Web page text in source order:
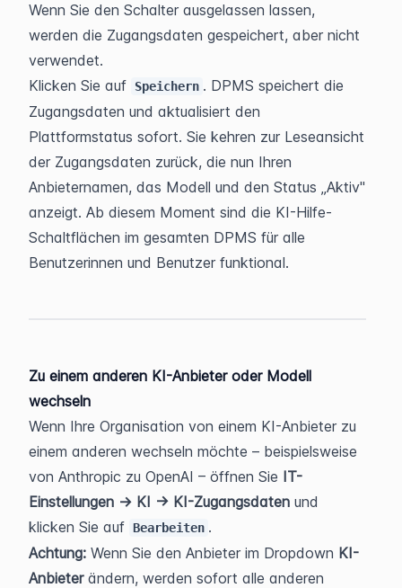
Wenn Sie den Schalter ausgelassen lassen,
werden die Zugangsdaten gespeichert, aber nicht
verwendet.
Klicken Sie auf
Speichern . DPMS speichert die
Zugangsdaten und aktualisiert den
Plattformstatus sofort. Sie kehren zur Leseansicht
der Zugangsdaten zurück, die nun Ihren
Anbieternamen, das Modell und den Status „Aktiv"
anzeigt. Ab diesem Moment sind die KI-Hilfe-
Schaltflächen im gesamten DPMS für alle
Benutzerinnen und Benutzer funktional.
Zu einem anderen KI-Anbieter oder Modell
wechseln
Wenn Ihre Organisation von einem KI-Anbieter zu
einem anderen wechseln möchte – beispielsweise
von Anthropic zu OpenAI – öffnen Sie IT-
Einstellungen → KI → KI-Zugangsdaten und
klicken Sie auf Bearbeiten .
Achtung: Wenn Sie den Anbieter im Dropdown KI-
Anbieter ändern, werden sofort alle anderen